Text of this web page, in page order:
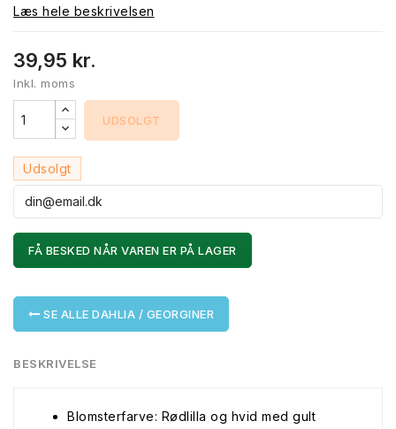
Læs hele beskrivelsen
39,95 kr.
Inkl. moms
UDSOLGT
Udsolgt
FÅ BESKED NÅR VAREN ER PÅ LAGER
SE ALLE DAHLIA / GEORGINER
BESKRIVELSE
Blomsterfarve: Rødlilla og hvid med gult